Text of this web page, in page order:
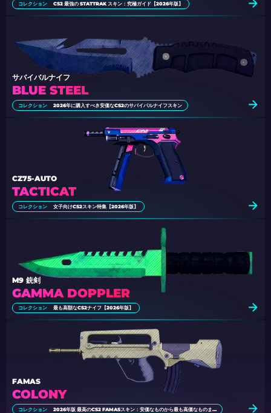
コレクション CS2 最強の STATTRAK スキン：究極ガイド【2026年版】
BLUE STEEL
サバイバルナイフ
コレクション 2026年に購入すべき安価なCS2のサバイバルナイフスキン
TACTICAT
CZ75-AUTO
コレクション 女子向けCS2スキン特集【2026年版】
GAMMA DOPPLER
M9 銃剣
コレクション 最も高額なCS2ナイフ【2026年版】
COLONY
FAMAS
コレクション 2026年版 最高のCS2 FAMASスキン：安価なものから最も高価なものまで